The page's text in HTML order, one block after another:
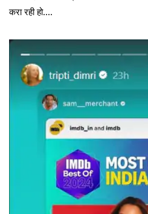
करा रही हो….